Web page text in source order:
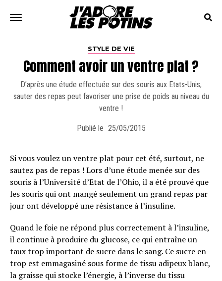
STYLE DE VIE
Comment avoir un ventre plat ?
D’après une étude effectuée sur des souris aux Etats-Unis,
sauter des repas peut favoriser une prise de poids au niveau du
ventre !
Publié le 25/05/2015
Si vous voulez un ventre plat pour cet été, surtout, ne
sautez pas de repas ! Lors d’une étude menée sur des
souris à l’Université d’Etat de l’Ohio, il a été prouvé que
les souris qui ont mangé seulement un grand repas par
jour ont développé une résistance à l’insuline.
Quand le foie ne répond plus correctement à l’insuline,
il continue à produire du glucose, ce qui entraîne un
taux trop important de sucre dans le sang. Ce sucre en
trop est emmagasiné sous forme de tissu adipeux blanc,
la graisse qui stocke l’énergie, à l’inverse du tissu